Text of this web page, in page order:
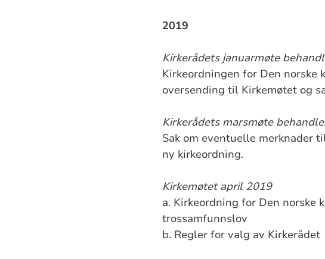
2019
Kirkerådets januarmøte
Kirkeordningen for Den
oversending til Kirkemøtet og
Kirkerådets marsmøte
Sak om eventuelle merknader
ny kirkeordning.
Kirkemøtet april 2019
a. Kirkeordning for Den norske
trossamfunnslov
b. Regler for valg av Kirkerådet